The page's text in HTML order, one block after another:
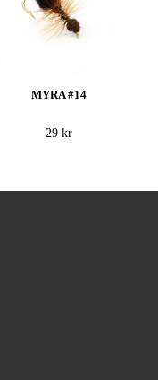
MYRA #14
29 kr